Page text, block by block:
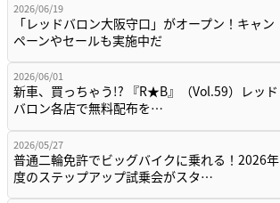
2026/06/19
「レッドバロン大阪守口」がオープン！キャン
ペーンやセールも実施中だ
2026/06/01
新車、買っちゃう!? 『R★B』（Vol.59）レッド
バロン各店で無料配布を…
2026/05/27
普通二輪免許でビッグバイクに乗れる！2026年
度のステップアップ試乗会がスタ…